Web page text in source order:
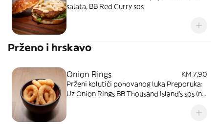
salata, BB Red Curry sos
Prženo i hrskavo
Onion Rings
KM 7,90
Prženi kolutići pohovanog luka Preporuka:
Uz Onion Rings BB Thousand Island's sos (na